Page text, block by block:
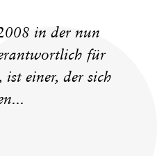
in der nun
für
einer, der sich